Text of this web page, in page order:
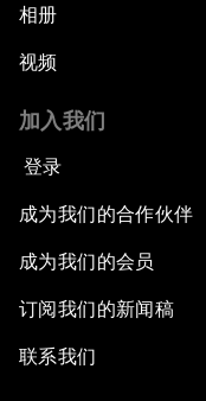
相册
视频
加入我们
登录
成为我们的合作伙伴
成为我们的会员
订阅我们的新闻稿
联系我们